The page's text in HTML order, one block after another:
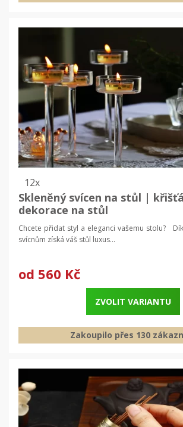
12x
Skleněný svícen na stůl |
dekorace na stůl
Chcete přidat styl a eleganci vašemu stolu?
svícnům získá váš stůl luxus...
od 560 Kč
ZVOLIT VARIANTU
Zakoupilo přes 130